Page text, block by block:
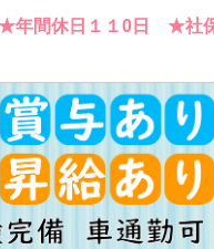
★年間休日１１0日 ★社
c
b
o
o
k
tt
c
b
o
o
k
tt
c
b
o
o
k
tt